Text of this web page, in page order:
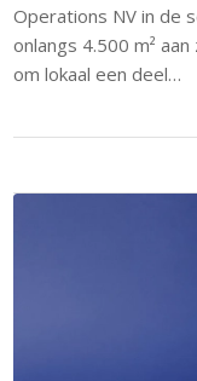
Operations NV in de
onlangs 4.500 m²
om lokaal een deel…